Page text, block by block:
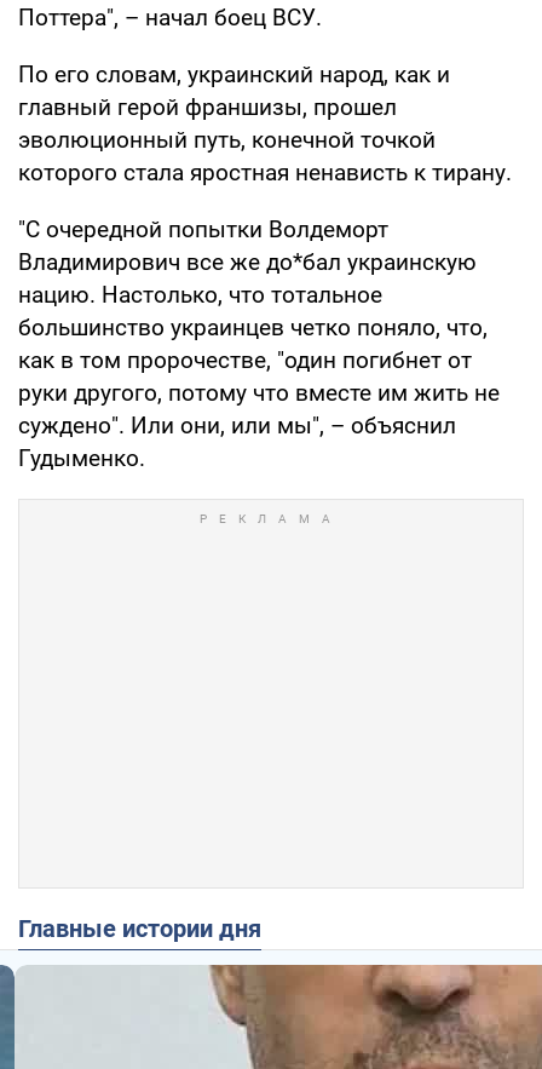
Поттера", – начал боец ВСУ.
По его словам, украинский народ, как и
главный герой франшизы, прошел
эволюционный путь, конечной точкой
которого стала яростная ненависть к тирану.
"С очередной попытки Волдеморт
Владимирович все же до*бал украинскую
нацию. Настолько, что тотальное
большинство украинцев четко поняло, что,
как в том пророчестве, "один погибнет от
руки другого, потому что вместе им жить не
суждено". Или они, или мы", – объяснил
Гудыменко.
Главные истории дня